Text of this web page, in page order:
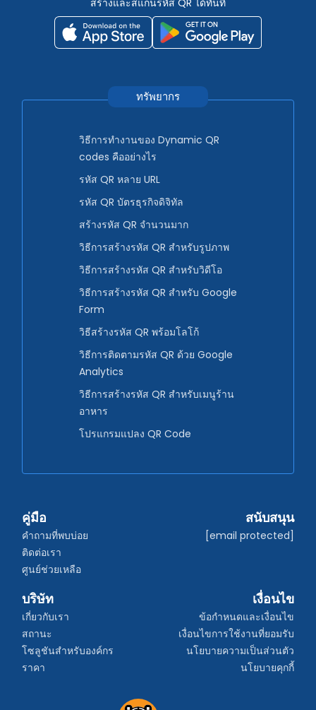
ทรัพยากร
วิธีการทำงานของ Dynamic QR
codes คืออย่างไร
รหัส QR หลาย URL
รหัส QR บัตรธุรกิจดิจิทัล
สร้างรหัส QR จำนวนมาก
วิธีการสร้างรหัส QR สำหรับรูปภาพ
วิธีการสร้างรหัส QR สำหรับวิดีโอ
วิธีการสร้างรหัส QR สำหรับ Google
Form
วิธีสร้างรหัส QR พร้อมโลโก้
วิธีการติดตามรหัส QR ด้วย Google
Analytics
วิธีการสร้างรหัส QR สำหรับเมนูร้าน
อาหาร
โปรแกรมแปลง QR Code
คู่มือ
คำถามที่พบบ่อย
ติดต่อเรา
ศูนย์ช่วยเหลือ
สนับสนุน
[email protected]
บริษัท
เกี่ยวกับเรา
สถานะ
โซลูชันสำหรับองค์กร
ราคา
เงื่อนไข
ข้อกำหนดและเงื่อนไข
เงื่อนไขการใช้งานที่ยอมรับ
นโยบายความเป็นส่วนตัว
นโยบายคุกกี้